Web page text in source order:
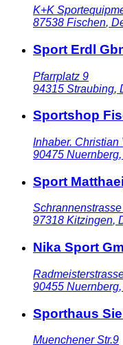
K+K
87538 Fischen,
Sport Erdl
Pfarrplatz 9
94315 Straubing,
Sportshop
Inhaber. Christian
90475 Nuernberg,
Sport Matthaei
97318 Kitzingen,
Nika Sport
90455 Nuernberg,
Sporthaus
Muenchener Str.9